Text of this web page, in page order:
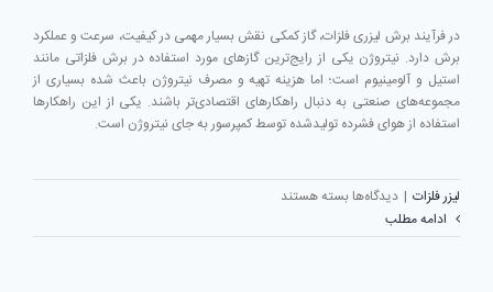
در فرآیند برش لیزری فلزات، گاز کمکی نقش بسیار مهمی در کیفیت، سرعت و عملکرد
برش دارد. نیتروژن یکی از رایج‌ترین گازهای مورد استفاده در برش فلزاتی مانند
استیل و آلومینیوم است؛ اما هزینه تهیه و مصرف نیتروژن باعث شده بسیاری از
مجموعه‌های صنعتی به دنبال راهکارهای اقتصادی‌تر باشند. یکی از این راهکارها
استفاده از هوای فشرده تولیدشده توسط کمپرسور به جای نیتروژن است.
لیزر فلزات | دیدگاه‌ها برای
می‌توان
بسته هستند
ادامه مطلب